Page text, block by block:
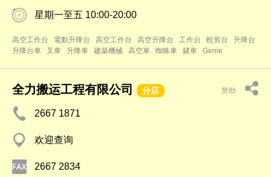
星期一至五 10:00-20:00
高空工作台 電動升降台 高空工作台 高空升降台 工作台 較剪台
升降台
升降台車
叉車 升降車 建築機械 高空車 蜘蛛車 鏟車 Genie
全力搬运工程有限公司 分店 赞助
2667 1871
欢迎查询
2667 2834